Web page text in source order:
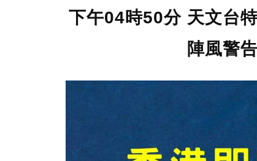
下午04時50分 天文台
陣風警